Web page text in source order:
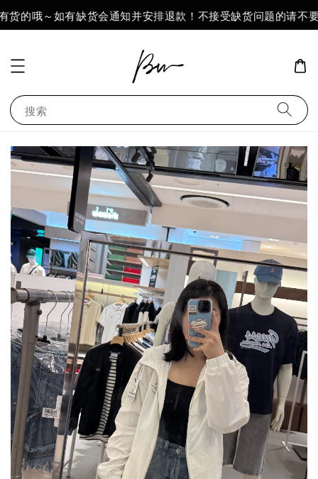
的哦～如有缺货会通知并安排退款！不接受缺货问题的请不要
搜索